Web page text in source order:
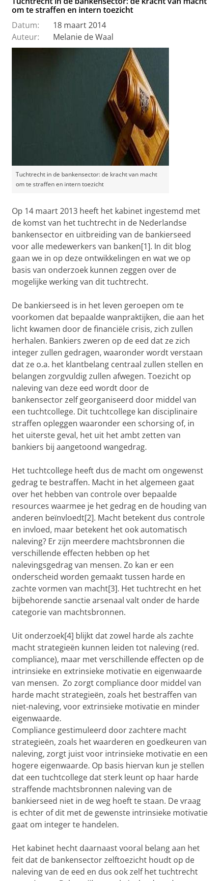
om te straffen en intern toezicht
Datum:
18 maart 2014
Auteur:
Melanie de Waal
Tuchtrecht in de bankensector: de kracht van macht
om te straffen en intern toezicht
Op 14 maart 2013 heeft het kabinet ingestemd met
de komst van het tuchtrecht in de Nederlandse
bankensector en uitbreiding van de bankierseed
voor alle medewerkers van banken[1]. In dit blog
gaan we in op deze ontwikkelingen en wat we op
basis van onderzoek kunnen zeggen over de
mogelijke werking van dit tuchtrecht.
De bankierseed is in het leven geroepen om te
voorkomen dat bepaalde wanpraktijken, die aan het
licht kwamen door de financiële crisis, zich zullen
herhalen. Bankiers zweren op de eed dat ze zich
integer zullen gedragen, waaronder wordt verstaan
dat ze o.a. het klantbelang centraal zullen stellen en
belangen zorgvuldig zullen afwegen. Toezicht op
naleving van deze eed wordt door de
bankensector zelf georganiseerd door middel van
een tuchtcollege. Dit tuchtcollege kan disciplinaire
straffen opleggen waaronder een schorsing of, in
het uiterste geval, het uit het ambt zetten van
bankiers bij aangetoond wangedrag.
Het tuchtcollege heeft dus de macht om ongewenst
gedrag te bestraffen. Macht in het algemeen gaat
over het hebben van controle over bepaalde
resources waarmee je het gedrag en de houding van
anderen beïnvloedt[2]. Macht betekent dus controle
en invloed, maar betekent het ook automatisch
naleving? Er zijn meerdere machtsbronnen die
verschillende effecten hebben op het
nalevingsgedrag van mensen. Zo kan er een
onderscheid worden gemaakt tussen harde en
zachte vormen van macht[3]. Het tuchtrecht en het
bijbehorende sanctie arsenaal valt onder de harde
categorie van machtsbronnen.
Uit onderzoek[4] blijkt dat zowel harde als zachte
macht strategieën kunnen leiden tot naleving (red.
compliance), maar met verschillende effecten op de
intrinsieke en extrinsieke motivatie en eigenwaarde
van mensen. Zo zorgt compliance door middel van
harde macht strategieën, zoals het bestraffen van
niet-naleving, voor extrinsieke motivatie en minder
eigenwaarde.
Compliance gestimuleerd door zachtere macht
strategieën, zoals het waarderen en goedkeuren van
naleving, zorgt juist voor intrinsieke motivatie en een
hogere eigenwaarde. Op basis hiervan kun je stellen
dat een tuchtcollege dat sterk leunt op haar harde
straffende machtsbronnen naleving van de
bankierseed niet in de weg hoeft te staan. De vraag
is echter of dit met de gewenste intrinsieke motivatie
gaat om integer te handelen.
Het kabinet hecht daarnaast vooral belang aan het
feit dat de bankensector zelftoezicht houdt op de
naleving van de eed en dus ook zelf het tuchtrecht